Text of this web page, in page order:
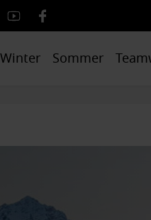
Winter Sommer